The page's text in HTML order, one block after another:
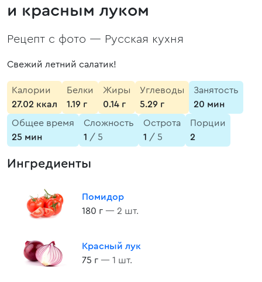
и красным луком
Рецепт с фото — Русская кухня
Свежий летний салатик!
Калории
27.02 ккал
Белки
1.19 г
Жиры
0.14 г
Углеводы
5.29 г
Занятость
20 мин
Общее время
25 мин
Сложность
1 / 5
Острота
1 / 5
Порции
2
Ингредиенты
Помидор
180 г — 2 шт.
Красный лук
75 г — 1 шт.